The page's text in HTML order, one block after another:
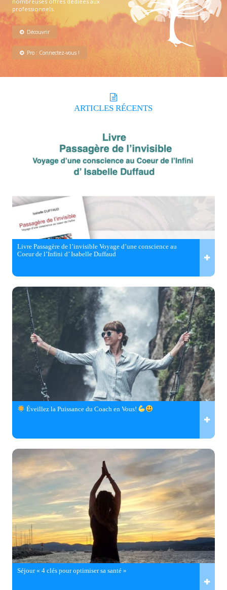
professionnels.
Découvrir
Pro : Connectez-vous !
ARTICLES RÉCENTS
Livre Passagère de l’invisible Voyage d’une conscience au
Coeur de l’Infini d’ Isabelle Duffaud
Éveillez la Puissance du Coach en Vous!
Séjour « 4 clés pour optimiser sa santé »